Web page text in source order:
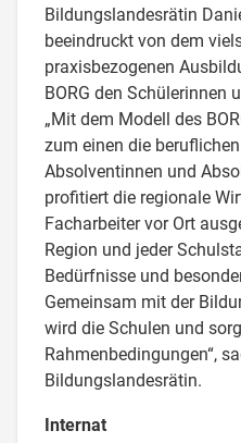
Bildungslandesrätin
beeindruckt von dem
praxisbezogenen
BORG den Schülerinnen
„Mit dem Modell des
zum einen die
Absolventinnen und
profitiert die regionale
Facharbeiter vor Ort
Region und jeder
Bedürfnisse und
Gemeinsam mit der
wird die Schulen und
Rahmenbedingungen“,
Bildungslandesrätin.
Internat